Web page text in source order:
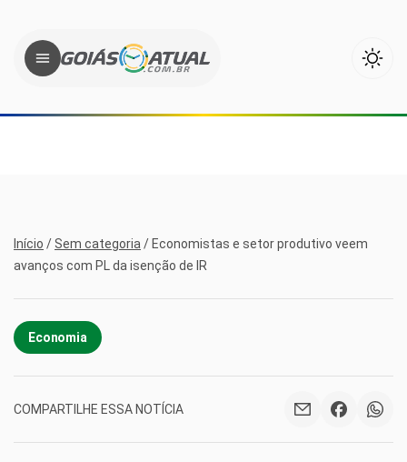
Início / Sem categoria / Economistas e setor produtivo veem
avanços com PL da isenção de IR
Economia
COMPARTILHE ESSA NOTÍCIA